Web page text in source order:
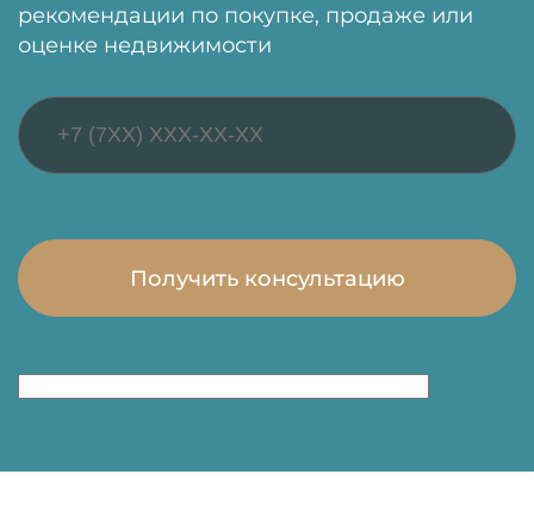
рекомендации по покупке, продаже или
оценке недвижимости